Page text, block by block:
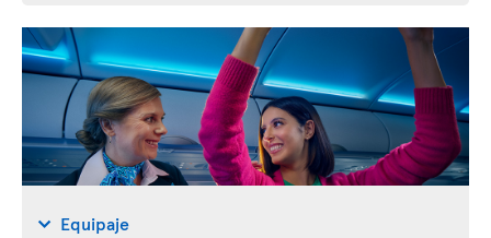
Equipaje